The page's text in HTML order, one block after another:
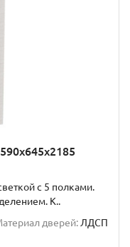
с 5 полками.
К..
дверей:ЛДСП